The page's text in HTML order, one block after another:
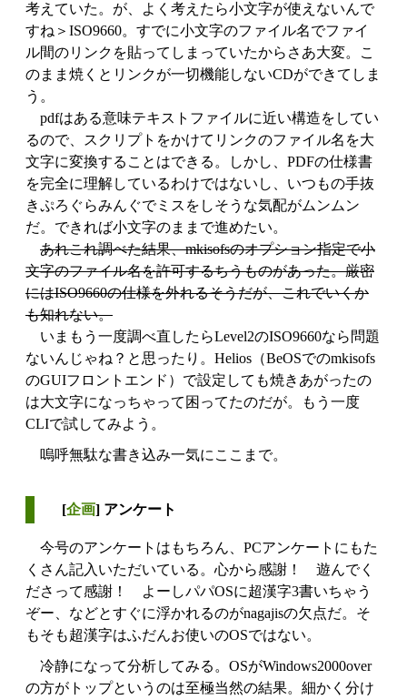
考えていた。が、よく考えたら小文字が使えないんで
すね＞ISO9660。すでに小文字のファイル名でファイ
ル間のリンクを貼ってしまっていたからさあ大変。こ
のまま焼くとリンクが一切機能しないCDができてしま
う。
pdfはある意味テキストファイルに近い構造をしてい
るので、スクリプトをかけてリンクのファイル名を大
文字に変換することはできる。しかし、PDFの仕様書
を完全に理解しているわけではないし、いつもの手抜
きぷろぐらみんぐでミスをしそうな気配がムンムン
だ。できれば小文字のままで進めたい。
あれこれ調べた結果、mkisofsのオプション指定で小
文字のファイル名を許可するちうものがあった。厳密
にはISO9660の仕様を外れるそうだが、これでいくか
も知れない。
いまもう一度調べ直したらLevel2のISO9660なら問題
ないんじゃね？と思ったり。Helios（BeOSでのmkisofs
のGUIフロントエンド）で設定しても焼きあがったの
は大文字になっちゃって困ってたのだが。もう一度
CLIで試してみよう。
嗚呼無駄な書き込み一気にここまで。
[企画] アンケート
今号のアンケートはもちろん、PCアンケートにもた
くさん記入いただいている。心から感謝！ 遊んでく
ださって感謝！ よーしパパOSに超漢字3書いちゃう
ぞー、などとすぐに浮かれるのがnagajisの欠点だ。そ
もそも超漢字はふだんお使いのOSではない。
冷静になって分析してみる。OSがWindows2000over
の方がトップというのは至極当然の結果。細かく分け